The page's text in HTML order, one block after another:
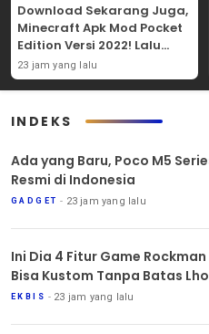
Download Sekarang Juga,
Minecraft Apk Mod Pocket
Edition Versi 2022! Lalu
Nikmati 5 Fitur
Menariknya!
23 jam yang lalu
INDEKS
Ada yang Baru, Poco M5
Resmi di Indonesia
GADGET 23 jam yang lalu
Ini Dia 4 Fitur Game Rockman
Bisa Kustom Tanpa Batas
EKBIS 23 jam yang lalu